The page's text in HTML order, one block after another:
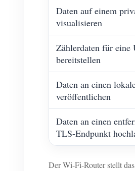
Daten auf einem
visualisieren
Zählerdaten für eine
bereitstellen
Daten an einen
veröffentlichen
Daten an einen
TLS-Endpunkt
Der Wi-Fi-Router stellt